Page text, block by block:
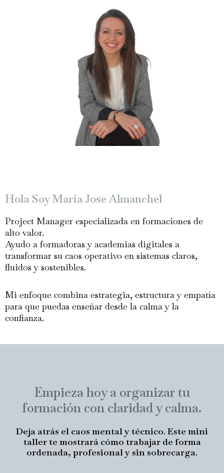
Hola Soy María Jose Almanchel
Project Manager especializada en formaciones de
alto valor.
Ayudo a formadoras y academias digitales a
transformar su caos operativo en sistemas claros,
fluidos y sostenibles.
Mi enfoque combina estrategia, estructura y empatía
para que puedas enseñar desde la calma y la
confianza.
Empieza hoy a organizar tu
formación con claridad y calma.
Deja atrás el caos mental y técnico. Este mini
taller te mostrará cómo trabajar de forma
ordenada, profesional y sin sobrecarga.